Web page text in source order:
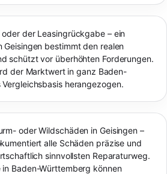
oder der Leasingrückgabe – ein
Geisingen bestimmt den realen
schützt vor überhöhten Forderungen.
der Marktwert in ganz Baden-
herangezogen.
oder Wildschäden in Geisingen –
alle Schäden präzise und
sinnvollsten Reparaturweg.
in Baden-Württemberg können